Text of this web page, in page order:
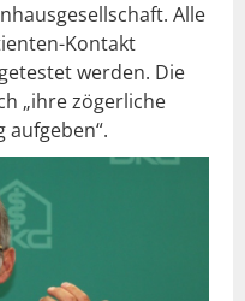
Alle
Kontakt
werden. Die
„ihre zögerliche
aufgeben“.